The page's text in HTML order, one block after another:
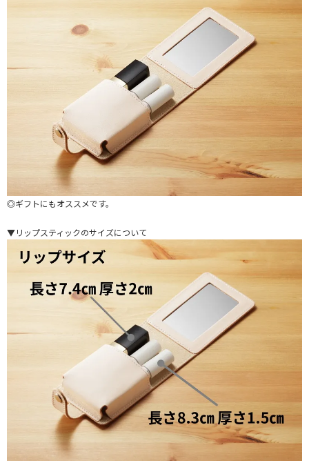
◎ギフトにもオススメです。
▼リップスティックのサイズについて